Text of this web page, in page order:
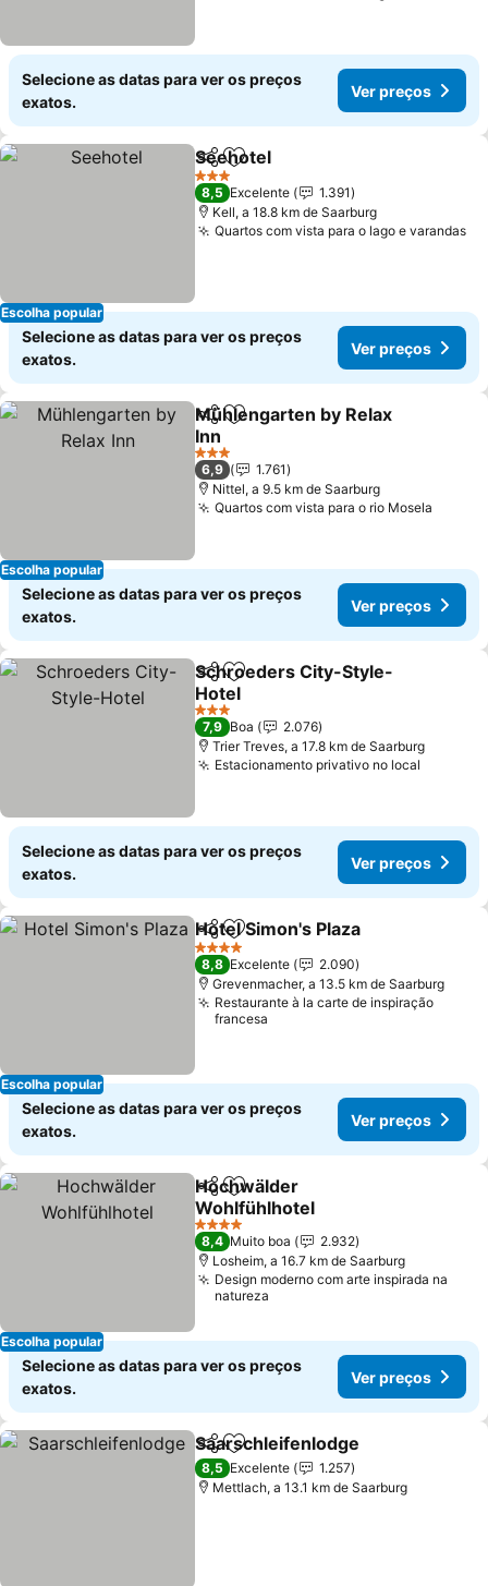
Selecione as datas para ver os preços
exatos.
Ver preços
Escolha popular
PartilharAdicionar aos favoritos
Seehotel
3 Estrelas
8,5 Excelente
1.391
Kell, a 18.8 km de Saarburg
Quartos com vista para o lago e varandas
Selecione as datas para ver os preços
exatos.
Ver preços
Escolha popular
PartilharAdicionar aos favoritos
Mühlengarten by Relax
Inn
3 Estrelas
6,9
1.761
Nittel, a 9.5 km de Saarburg
Quartos com vista para o rio Mosela
Selecione as datas para ver os preços
exatos.
Ver preços
PartilharAdicionar aos favoritos
Schroeders City-Style-
Hotel
3 Estrelas
7,9 Boa
2.076
Trier Treves, a 17.8 km de Saarburg
Estacionamento privativo no local
Selecione as datas para ver os preços
exatos.
Ver preços
Escolha popular
PartilharAdicionar aos favoritos
Hotel Simon's Plaza
4 Estrelas
8,8 Excelente
2.090
Grevenmacher, a 13.5 km de Saarburg
Restaurante à la carte de inspiração
francesa
Selecione as datas para ver os preços
exatos.
Ver preços
Escolha popular
PartilharAdicionar aos favoritos
Hochwälder
Wohlfühlhotel
4 Estrelas
8,4 Muito boa
2.932
Losheim, a 16.7 km de Saarburg
Design moderno com arte inspirada na
natureza
Selecione as datas para ver os preços
exatos.
Ver preços
PartilharAdicionar aos favoritos
Saarschleifenlodge
8,5 Excelente
1.257
Mettlach, a 13.1 km de Saarburg